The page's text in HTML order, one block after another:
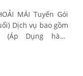
MÁI Tuyến Gói
Dịch vụ bao gồm
(Áp Dụng hàng